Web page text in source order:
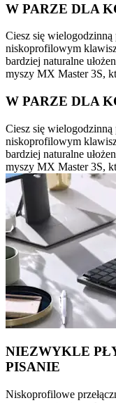
W PARZE DLA
Ciesz się
niskoprofilowym
bardziej naturalne
myszy MX Master 3S,
W PARZE DLA
Ciesz się
niskoprofilowym
bardziej naturalne
myszy MX Master 3S,
NIEZWYKLE
PISANIE
Niskoprofilowe